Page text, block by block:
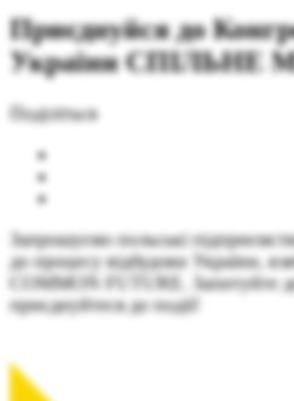
Приєднуйся до
України СПІЛЬНЕ
Поділіться
Запрошуємо польські
до процесу відбудови України,
COMMON FUTURE. Запитуйте
приєднуйтеся до події!